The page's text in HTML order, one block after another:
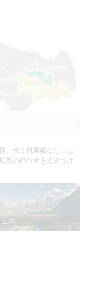
、ボミ桃源郷など、息
数の旅行者を惹きつけ
ヒ林